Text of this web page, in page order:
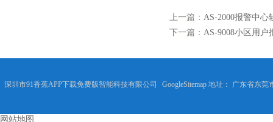
上一篇： AS-2000报警中心
下一篇： AS-9008小区用户
深圳市91香蕉APP下载免费版智能科技有限公司 GoogleSitemap 地址： 广东省东莞
网站地图